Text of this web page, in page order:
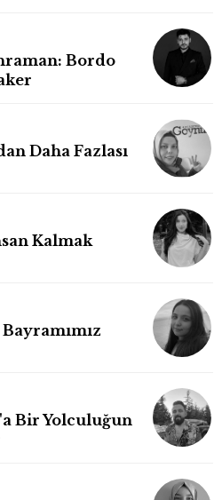
Bordo
Daha Fazlası
Kalmak
Bir Yolculuğun